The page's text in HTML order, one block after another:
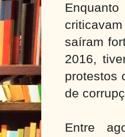
saíram
2016,
protestos
de
Entre